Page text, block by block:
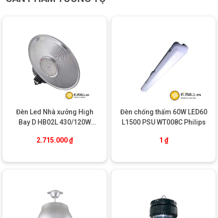
sáng và tránh lãng phí năng lượng.
Đèn Led Nhà xưởng High
Bay D HB02L 430/120W
2.715.000₫
Đèn chống thấm 60W LED60
L1500 PSU WT008C Philips
1 ₫